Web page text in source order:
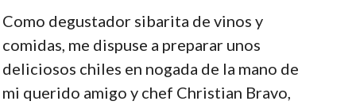
Como degustador sibarita de vinos y
comidas, me dispuse a preparar unos
deliciosos chiles en nogada de la mano de
mi querido amigo y chef Christian Bravo,